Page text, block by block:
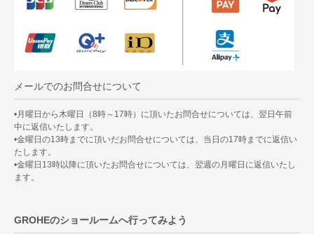
メールでのお問合せについて
•月曜日から木曜日（8時～17時）に頂いたお問合せについては、翌日午前
中に返信いたします。
•金曜日の13時までに頂いだお問合せについては、当日の17時までに返信い
たします。
•金曜日13時以降に頂いたお問合せについては、翌週の月曜日に返信いたし
ます。
GROHEのショールームへ行ってみよう